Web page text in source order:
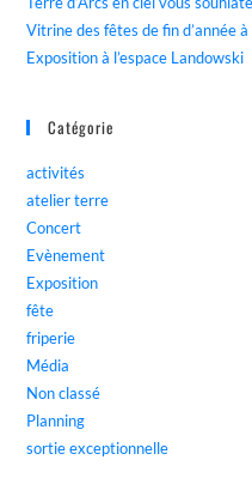
Vitrine des fêtes de fin d’année
Exposition à l’espace Landowski
Catégorie
activités
atelier terre
Concert
Evènement
Exposition
fête
friperie
Média
Non classé
Planning
sortie exceptionnelle